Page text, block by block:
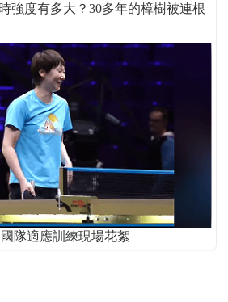
強度有多大？30多年的樟樹被連根
隊適應訓練現場花絮